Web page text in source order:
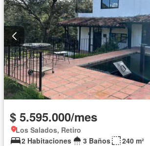
$ 5.595.000/mes
Los Salados, Retiro
2 Habitaciones
3 Baños
240 m²